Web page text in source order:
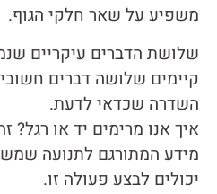
משפיע על שאר חלקי הגוף.
שלושת הדברים עיקריים
קיימים שלושה דברים
השדרה שכדאי לדעת.
איך אנו מרימים יד או רגל?
מידע המתורגם לתנועה
יכולים לבצע פעולה זו.